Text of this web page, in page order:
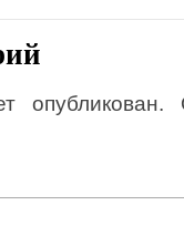
опубликован.